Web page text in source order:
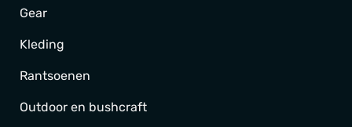
Gear
Kleding
Rantsoenen
Outdoor en bushcraft